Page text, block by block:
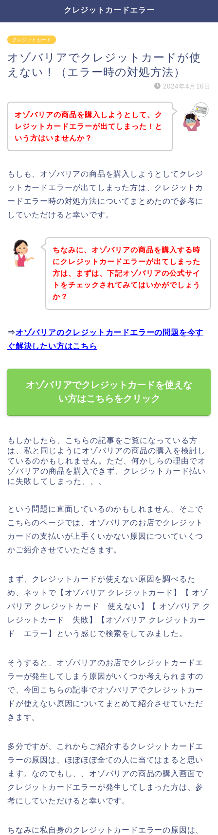
クレジットカードエラー
クレジットカード
オゾバリアでクレジットカードが使
えない！（エラー時の対処方法）
2024年4月16日
オゾバリアの商品を購入しようとして、ク
レジットカードエラーが出てしまった！と
いう方はいませんか？
もしも、オゾバリアの商品を購入しようとしてクレジ
ットカードエラーが出てしまった方は、クレジットカ
ードエラー時の対処方法についてまとめたので参考に
していただけると幸いです。
ちなみに、オゾバリアの商品を購入する時
にクレジットカードエラーが出てしまった
方は、まずは、下記オゾバリアの公式サイ
トをチェックされてみてはいかがでしょう
か？
⇒オゾバリアのクレジットカードエラーの問題を今す
ぐ解決したい方はこちら
オゾバリアでクレジットカードを使えな
い方はこちらをクリック
もしかしたら、こちらの記事をご覧になっている方
は、私と同じようにオゾバリアの商品の購入を検討し
ているのかもしれません。ただ、何かしらの理由でオ
ゾバリアの商品を購入できず、クレジットカード払い
に失敗してしまった、、、
という問題に直面しているのかもしれません。そこで
こちらのページでは、オゾバリアのお店でクレジット
カードの支払いが上手くいかない原因についていくつ
かご紹介させていただきます。
まず、クレジットカードが使えない原因を調べるた
め、ネットで【オゾバリア クレジットカード】【 オゾ
バリア クレジットカード 使えない】【 オゾバリア ク
レジットカード 失敗】【オゾバリア クレジットカー
ド エラー】という感じで検索をしてみました。
そうすると、オゾバリアのお店でクレジットカードエ
ラーが発生してしまう原因がいくつか考えられますの
で、今回こちらの記事でオゾバリアでクレジットカー
ドが使えない原因についてまとめて紹介させていただ
きます。
多分ですが、これからご紹介するクレジットカードエ
ラーの原因は、ほぼほぼ全ての人に当てはまると思い
ます。なのでもし、、オゾバリアの商品の購入画面で
クレジットカードエラーが発生してしまった方は、参
考にしていただけると幸いです。
ちなみに私自身のクレジットカードエラーの原因は、